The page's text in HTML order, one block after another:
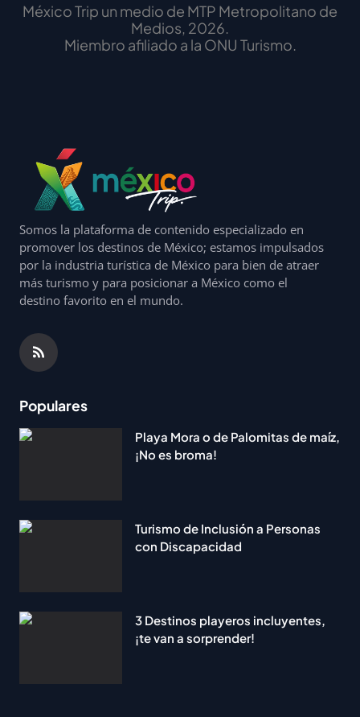
México Trip un medio de MTP Metropolitano de
Medios, 2026.
Miembro afiliado a la ONU Turismo.
Somos la plataforma de contenido especializado en
promover los destinos de México; estamos impulsados
por la industria turística de México para bien de atraer
más turismo y para posicionar a México como el
destino favorito en el mundo.
Populares
Playa Mora o de Palomitas de maíz,
¡No es broma!
Turismo de Inclusión a Personas
con Discapacidad
3 Destinos playeros incluyentes,
¡te van a sorprender!